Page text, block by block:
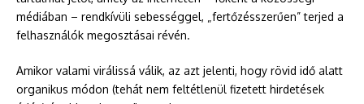
médiában – rendkívüli sebességgel, „fertőzésszerűen” terjed a
felhasználók megosztásai révén.
Amikor valami virálissá válik, az azt jelenti, hogy rövid idő alatt
organikus módon (tehát nem feltétlenül fizetett hirdetések